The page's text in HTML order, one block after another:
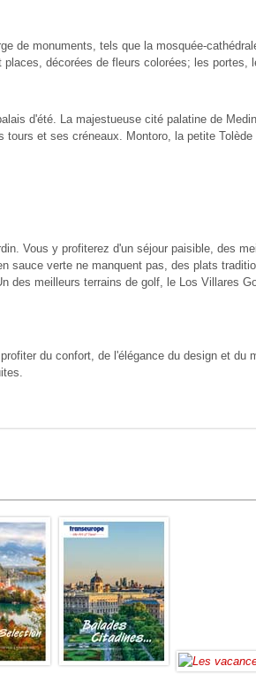
de monuments, tels que la mosquée-
décorées de fleurs colorées; les portes,
d'été. La majestueuse cité palatine de
et ses créneaux. Montoro, la petite
Vous y profiterez d'un séjour paisible, des
verte ne manquent pas, des plats
meilleurs terrains de golf, le Los Villares
du confort, de l'élégance du design et